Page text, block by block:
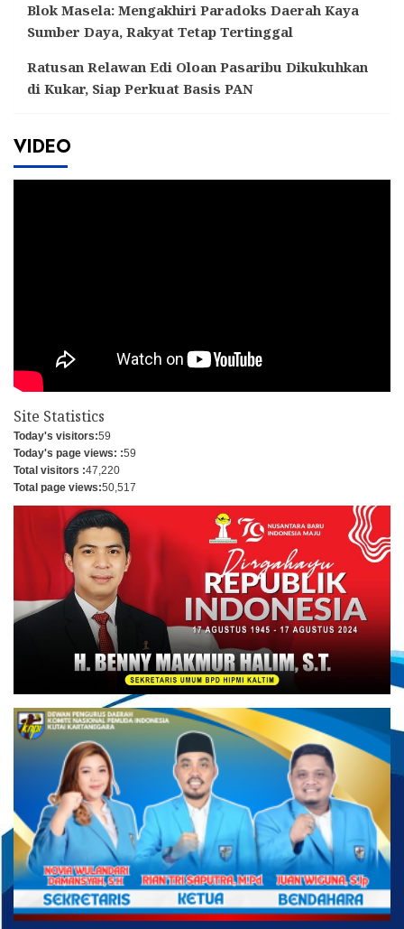
Blok Masela: Mengakhiri Paradoks Daerah Kaya
Sumber Daya, Rakyat Tetap Tertinggal
Ratusan Relawan Edi Oloan Pasaribu Dikukuhkan
di Kukar, Siap Perkuat Basis PAN
VIDEO
Site Statistics
Today's visitors:59
Today's page views: :59
Total visitors :47,220
Total page views:50,517